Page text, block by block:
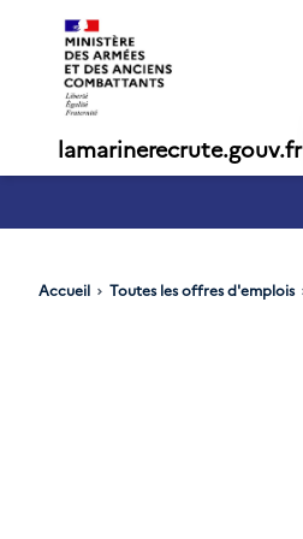
lamarinerecrute.gouv.fr
Accueil Toutes les offres d'emplois